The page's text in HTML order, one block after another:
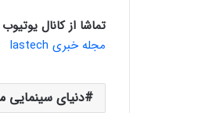
تماشا از کانال یوتیوب lastech پلاس
مجله خبری lastech
دنیای سینمایی